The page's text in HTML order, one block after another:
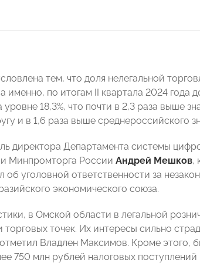
тем, что доля нелегальной
именно, по итогам II квартала 2024 года
18,3%, что почти в 2,3 раза выше
и в 1,6 раза выше среднероссийского
директора Департамента системы
Минпромторга России Андрей Мешков,
уголовной ответственности за
экономического союза.
в Омской области в легальной
торговых точек. Их интересы сильно
Владлен Максимов. Кроме этого,
750 млн рублей налоговых